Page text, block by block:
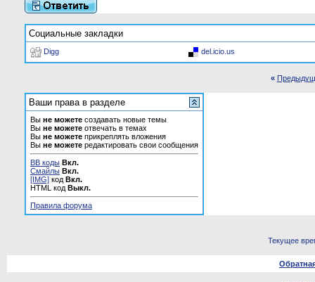
Социальные закладки
Digg del.icio.us
«
Ваши права в разделе
Вы не можете создавать новые темы
Вы не можете отвечать в темах
Вы не можете прикреплять вложения
Вы не можете редактировать свои сообщения
BB коды Вкл.
Смайлы Вкл.
[IMG] код Вкл.
HTML код Выкл.
Правила форума
Текущее